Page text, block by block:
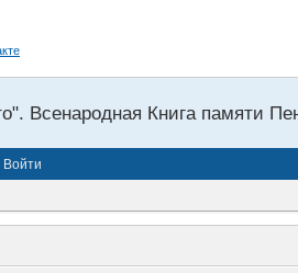
Всенародная Книга памяти
Войти